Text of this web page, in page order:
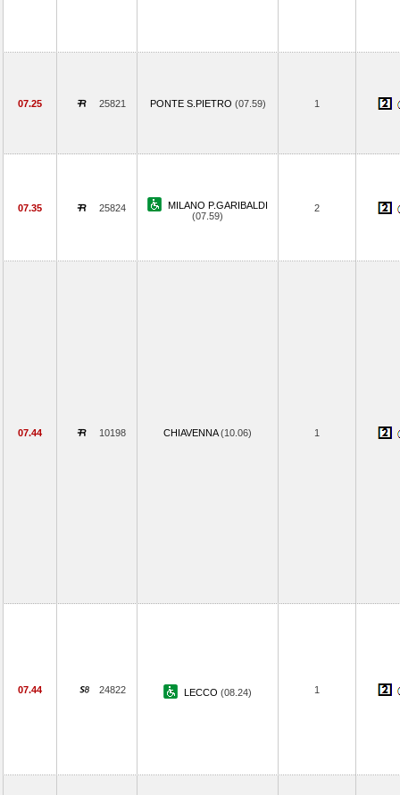
07.25 25821 PONTE S.PIETRO (07.59) 1
07.35 25824
MILANO P.GARIBALDI
(07.59)
2
07.44 10198 CHIAVENNA(10.06) 1
07.44 24822 LECCO (08.24) 1